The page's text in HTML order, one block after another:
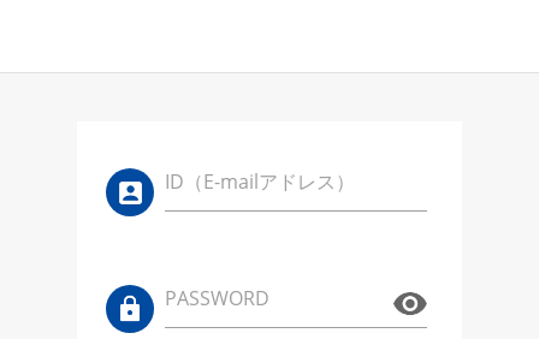
ID（E-mailアドレス）
PASSWORD